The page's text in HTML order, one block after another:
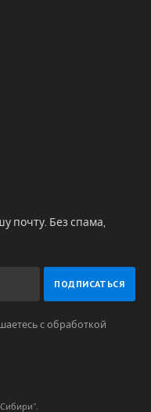
почту. Без спама,
с обработкой